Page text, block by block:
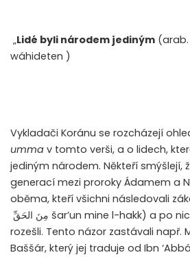
„Lidé byli národem jediným (arab. أُمَّةً وَاحِدَةً ummeten
wáhideten )
Vykladači Koránu se rozcházejí
umma v tomto verši, a o lidech,
jediným národem. Někteří smýšlejí,
generací mezi proroky Ádamem a
oběma, kteří všichni následovali
مِنَ الحَقِّ šar’un mine l-hakk) a po
rozešli. Tento názor zastávali např.
Baššár, který jej traduje od Ibn